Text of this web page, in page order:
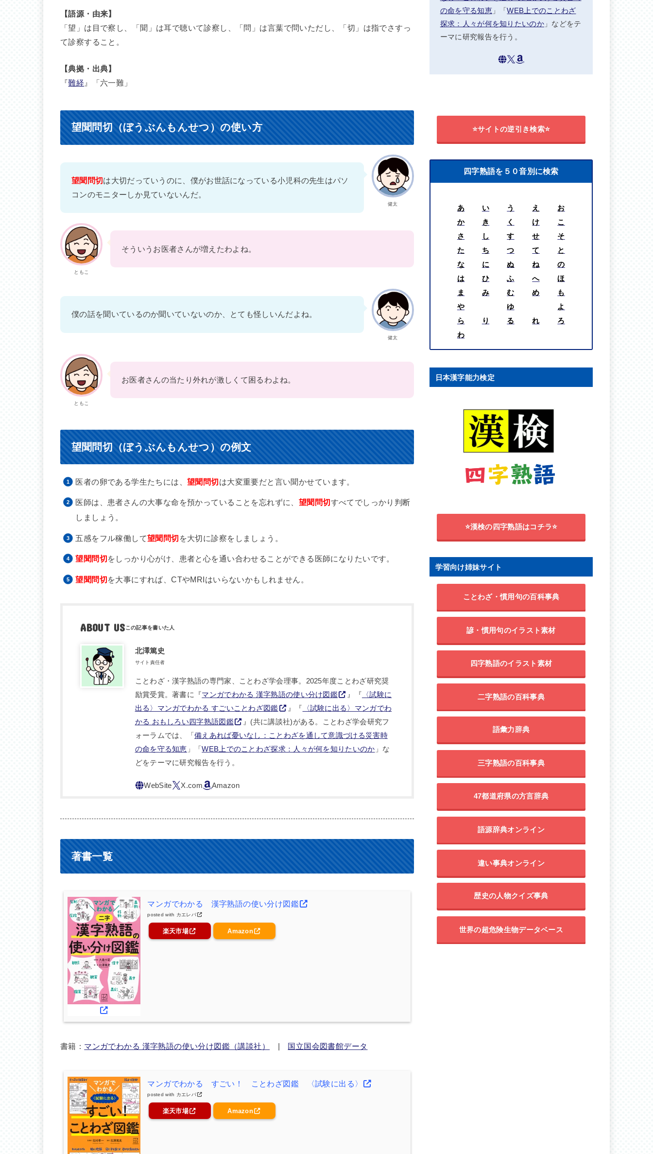
【語源・由来】
「望」は目で察し、「聞」は耳で聴いて診察し、「問」は言葉で問いただし、「切」は指でさすっ
て診察すること。
【典拠・出典】
『難経 』「六一難」
望聞問切（ぼうぶんもんせつ）の使い方
健太
望聞問切は大切だっていうのに、僕がお世話になっている小児科の先生はパソ
コンのモニターしか見ていないんだ。
ともこ
そういうお医者さんが増えたわよね。
健太
僕の話を聞いているのか聞いていないのか、とても怪しいんだよね。
ともこ
お医者さんの当たり外れが激しくて困るわよね。
望聞問切（ぼうぶんもんせつ）の例文
医者の卵である学生たちには、望聞問切は大変重要だと言い聞かせています。
医師は、患者さんの大事な命を預かっていることを忘れずに、 望聞問切すべてでしっかり判断
しましょう。
五感をフル稼働して望聞問切 を大切に診察をしましょう。
望聞問切 をしっかり心がけ、患者と心を通い合わせることができる医師になりたいです。
望聞問切を大事にすれば、CTやMRIはいらないかもしれません。
ABOUT US
北澤篤史
サイト責任者
ことわざ・漢字熟語の専門家、ことわざ学会理事。2025年度ことわざ研究奨
励賞受賞。著書に『マンガでわかる 漢字熟語の使い分け図鑑 』『 〈試験に
出る〉マンガでわかる すごいことわざ図鑑
』『 〈試験に出る〉マンガでわ
かる おもしろい四字熟語図鑑
』(共に講談社)がある。ことわざ学会研究フ
ォーラムでは、「備えあれば憂いなし：ことわざを通して意識づける災害時
の命を守る知恵 」「WEB上でのことわざ探求：人々が何を知りたいのか 」な
どをテーマに研究報告を行う。
著書一覧
マンガでわかる 漢字熟語の使い分け図鑑
posted with カエレバ
楽天市場 Amazon
書籍： マンガでわかる 漢字熟語の使い分け図鑑（講談社） | 国立国会図書館データ
マンガでわかる すごい！ ことわざ図鑑 〈試験に出る〉
posted with カエレバ
楽天市場 Amazon
の命を守る知恵」「WEB上でのことわざ
探求：人々が何を知りたいのか」などをテ
ーマに研究報告を行う。
⭐サイトの逆引き検索⭐
四字熟語を５０音別に検索
あ い う え
お
か
き く け
こ
さ
し す せ
そ
た
ち つ て
と
な
に ぬ ね
の
は
ひ ふ へ
ほ
ま
み む め
も
や
ゆ
よ
ら
り る れ
ろ
わ
日本漢字能力検定
⭐漢検の四字熟語はコチラ⭐
学習向け姉妹サイト
ことわざ・慣用句の百科事典
諺・慣用句のイラスト素材
四字熟語のイラスト素材
二字熟語の百科事典
語彙力辞典
三字熟語の百科事典
47都道府県の方言辞典
語源辞典オンライン
違い事典オンライン
歴史の人物クイズ事典
世界の超危険生物データベース